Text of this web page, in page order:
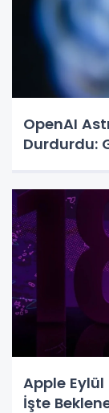
OpenAI
Durdurdu:
Apple Eylül
İşte